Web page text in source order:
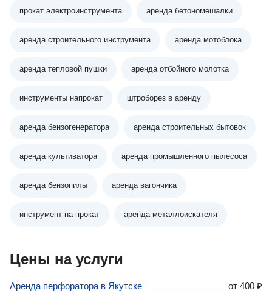
прокат электроинструмента аренда бетономешалки
аренда строительного инструмента аренда мотоблока
аренда тепловой пушки аренда отбойного молотка
инструменты напрокат штроборез в аренду
аренда бензогенератора аренда строительных бытовок
аренда культиватора аренда промышленного пылесоса
аренда бензопилы аренда вагончика
инструмент на прокат аренда металлоискателя
Цены на услуги
Аренда перфоратора в Якутске от 400 ₽